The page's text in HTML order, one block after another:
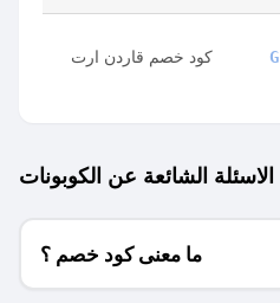
كود خصم قاردن ارت G
الاسئلة الشائعة عن الكوبونات
ما معنى كود خصم ؟